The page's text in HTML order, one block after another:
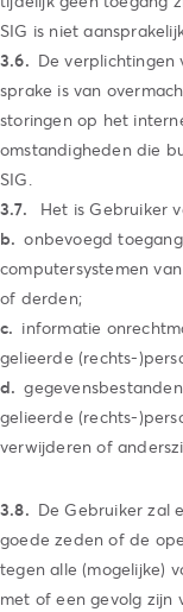
SIG is niet
De verplichtingen
sprake is van
storingen op het
omstandigheden die
SIG.
Het is Gebruiker
onbevoegd
computersystemen
of derden;
informatie
gelieerde (rechts-
gelieerde (rechts-
verwijderen of
De Gebruiker zal
goede zeden of de
tegen alle (mogelijke)
met of een gevolg zijn